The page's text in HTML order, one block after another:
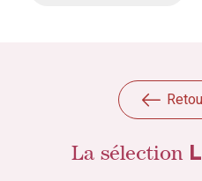
La sélection